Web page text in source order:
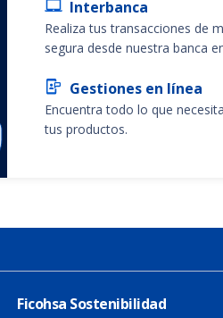
Interbanca
Realiza tus transacciones de
segura desde nuestra banca
Gestiones en línea
Encuentra todo lo que
tus productos.
Ficohsa Sostenibilidad